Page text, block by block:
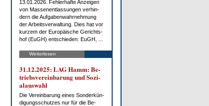
13.01.2026. Feh­ler­haf­te An­zei­gen
von Mas­sen­ent­las­sun­gen ver­hin­
dern die Auf­ga­ben­wahr­neh­mung
der Ar­beits­ver­wal­tung. Dies hat vor
kur­zem der Eu­ro­päi­sche Ge­richts­
hof (EuGH) ent­schie­den: EuGH, ...
Weiterlesen
31.12.2025: LAG Hamm: Be­
triebs­ver­ein­ba­rung und So­zi­
al­aus­wahl
Die Ver­ein­ba­rung ei­nes Son­der­kün­
di­gungs­schut­zes nur für die Be­